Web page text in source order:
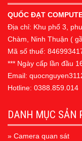
QUỐC ĐẠT
Địa chỉ: Khu phố 3,
Chàm, Ninh Thuận (
Mã số thuế:
*** Ngày cấp lần đầu
Email:
Hotline: 0388.859.014
DANH MỤC SẢN
» Camera quan sát